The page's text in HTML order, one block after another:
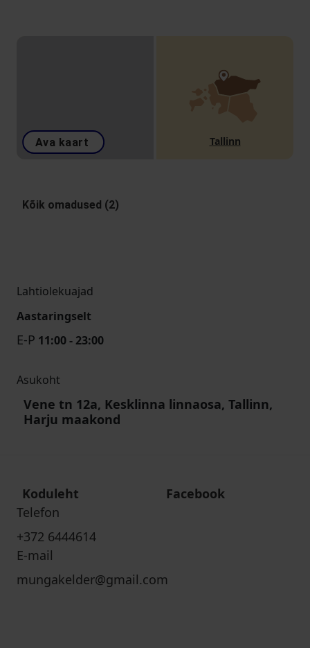
Ava kaart Tallinn
Kõik omadused (2)
Lahtiolekuajad
Aastaringselt
E-P 11:00 - 23:00
Asukoht
Vene tn 12a, Kesklinna linnaosa, Tallinn,
Harju maakond
Koduleht
Facebook
Telefon
+372 6444614
E-mail
mungakelder@gmail.com